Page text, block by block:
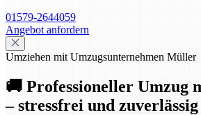
01579-2644059
Angebot anfordern
Umziehen mit Umzugsunternehmen Müller
🚚 Professioneller Umzug
– stressfrei und zuverlässig